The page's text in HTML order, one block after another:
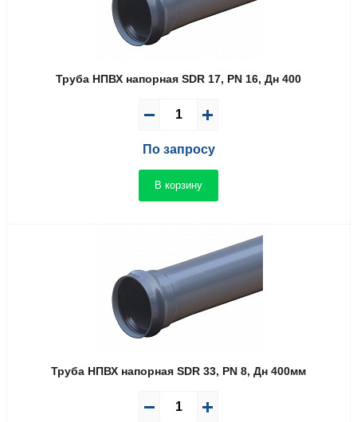
Труба НПВХ напорная SDR 17, PN 16, Дн 400
По запросу
В корзину
Труба НПВХ напорная SDR 33, PN 8, Дн 400мм